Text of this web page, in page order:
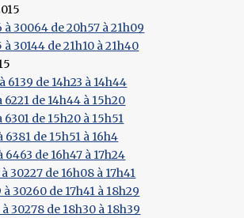
30064 de 20h57 à 21h09
30144 de 21h10 à 21h40
de 14h23 à 14h44
de 14h44 à 15h20
de 15h20 à 15h51
de 15h51 à 16h4
de 16h47 à 17h24
30227 de 16h08 à 17h41
30260 de 17h41 à 18h29
30278 de 18h30 à 18h39